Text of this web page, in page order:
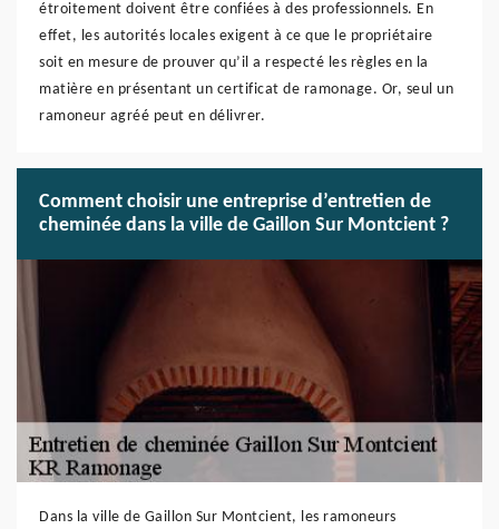
étroitement doivent être confiées à des professionnels. En
effet, les autorités locales exigent à ce que le propriétaire
soit en mesure de prouver qu’il a respecté les règles en la
matière en présentant un certificat de ramonage. Or, seul un
ramoneur agréé peut en délivrer.
Comment choisir une entreprise d’entretien de
cheminée dans la ville de Gaillon Sur Montcient ?
Dans la ville de Gaillon Sur Montcient, les ramoneurs